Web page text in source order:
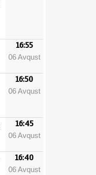
16:55
06 Avqust
16:50
06 Avqust
16:45
06 Avqust
16:40
06 Avqust